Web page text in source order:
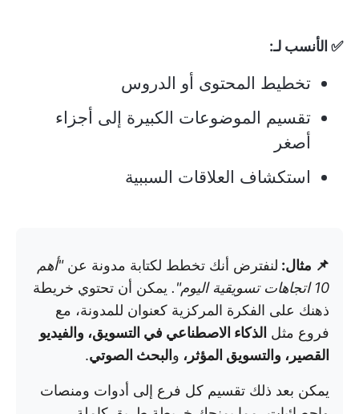
✅ الأنسب لـ:
تخطيط المحتوى أو الدروس
تقسيم الموضوعات الكبيرة إلى أجزاء
أصغر
استكشاف العلاقات السببية
📌 مثال: لنفترض أنك تخطط لكتابة مدونة عن"أهم
10 اتجاهات تسويقية اليوم".
يمكن أن تحتوي خريطة
ذهنك على الفكرة المركزية كعنوان للمدونة، مع
فروع مثل الذكاء الاصطناعي في التسويق، والفيديو
القصير، والتسويق المؤثر، والبحث الصوتي.
يمكن بعد ذلك تقسيم كل فرع إلى أدوات ومنصات